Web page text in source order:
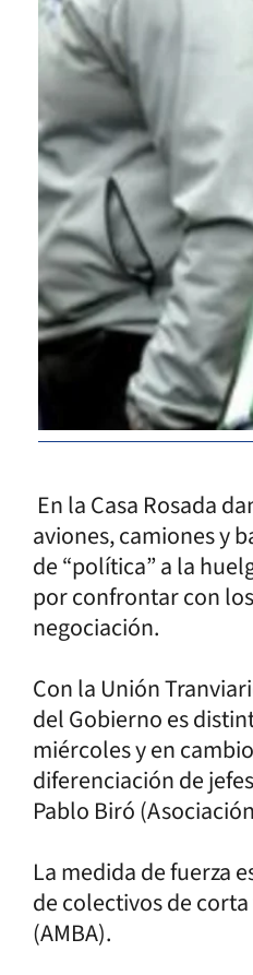
En la Casa Rosada
aviones, camiones y
de “política” a la
por confrontar con
negociación.
Con la Unión
del Gobierno es
miércoles y en
diferenciación de
Pablo Biró
La medida de fuerza
de colectivos de
(AMBA).